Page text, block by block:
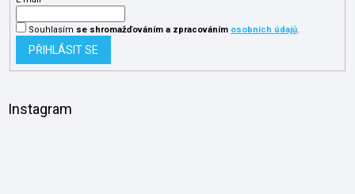
Souhlasím se shromažďováníma zpracováním osobních údajů.
PŘIHLÁSIT SE
Instagram